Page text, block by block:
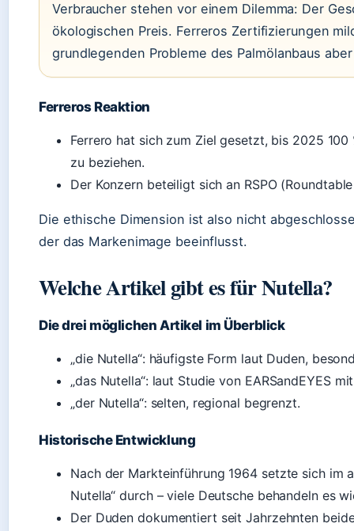
Verbraucher stehen vor einem Dilemma: Der
ökologischen Preis. Ferreros Zertifizierungen
grundlegenden Probleme des Palmölanbaus
Ferreros Reaktion
Ferrero hat sich zum Ziel gesetzt, bis 2025
zu beziehen.
Der Konzern beteiligt sich an RSPO
Die ethische Dimension ist also nicht
der das Markenimage beeinflusst.
Welche Artikel gibt es für Nutella?
Die drei möglichen Artikel im Überblick
„die Nutella“: häufigste Form laut Duden,
„das Nutella“: laut Studie von EARSandEYES
„der Nutella“: selten, regional begrenzt.
Historische Entwicklung
Nach der Markteinführung 1964 setzte sich im
Nutella“ durch – viele Deutsche behandeln es
Der Duden dokumentiert seit Jahrzehnten